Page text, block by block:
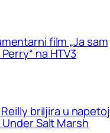
film „Ja sam
na HTV3
Reilly briljira u napetoj
Salt Marsh